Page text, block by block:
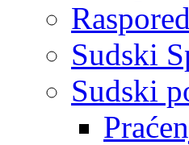
Sudski
Sudski